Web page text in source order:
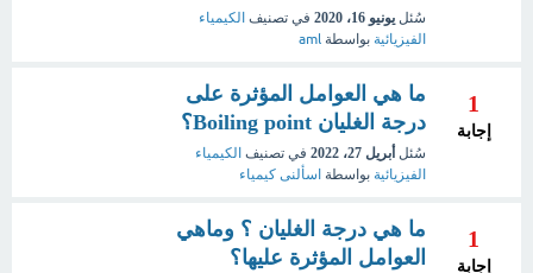
سُئل يونيو 16، 2020 في تصنيف الكيمياء
الفيزيائية بواسطة aml
1
إجابة
ما هي العوامل المؤثرة على
درجة الغليان Boiling point؟
سُئل أبريل 27، 2022 في تصنيف الكيمياء
الفيزيائية بواسطة اسألنى كيمياء
1
إجابة
ما هي درجة الغليان ؟ وماهي
العوامل المؤثرة عليها؟